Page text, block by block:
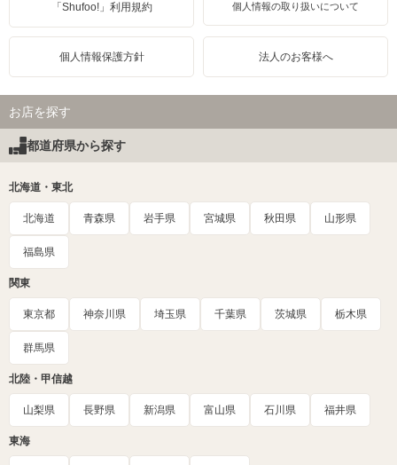
「Shufoo!」利用規約 個人情報の取り扱いについて
個人情報保護方針 法人のお客様へ
お店を探す
都道府県から探す
北海道・東北
北海道 青森県 岩手県 宮城県 秋田県 山形県
福島県
関東
東京都 神奈川県 埼玉県 千葉県 茨城県 栃木県
群馬県
北陸・甲信越
山梨県 長野県 新潟県 富山県 石川県 福井県
東海